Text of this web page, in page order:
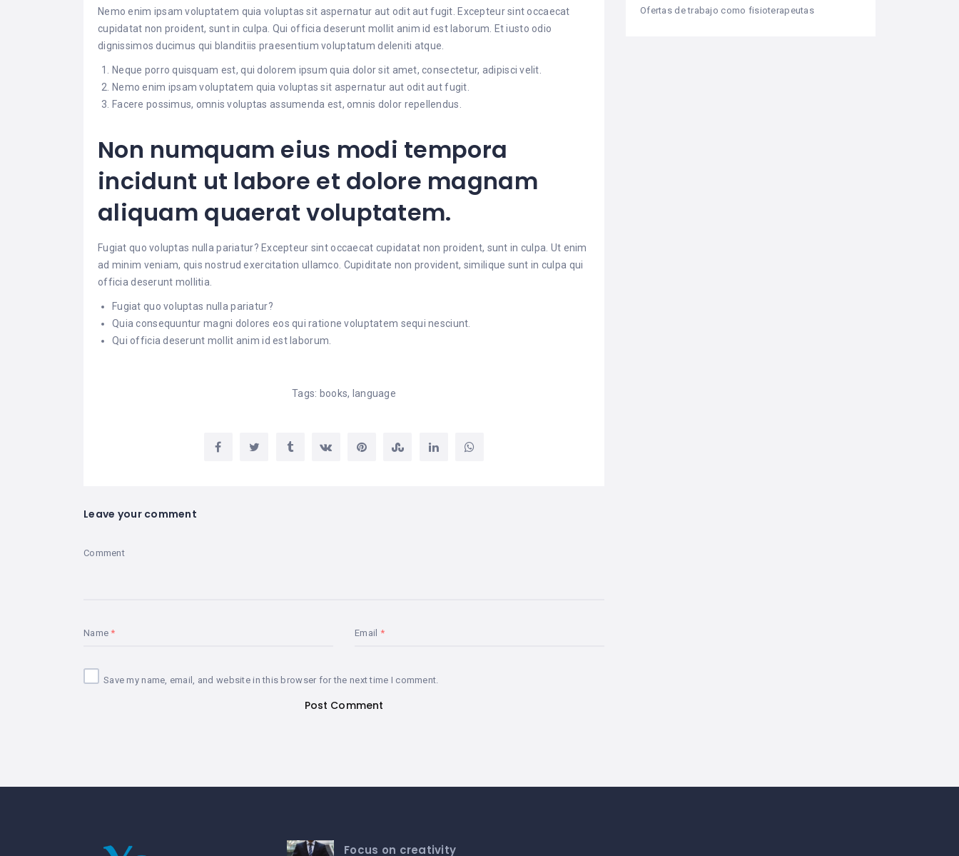
Nemo enim ipsam voluptatem quia voluptas sit aspernatur aut odit aut fugit. Excepteur sint occaecat
cupidatat non proident, sunt in culpa. Qui officia deserunt mollit anim id est laborum. Et iusto odio
dignissimos ducimus qui blanditiis praesentium voluptatum deleniti atque.
Neque porro quisquam est, qui dolorem ipsum quia dolor sit amet, consectetur, adipisci velit.
Nemo enim ipsam voluptatem quia voluptas sit aspernatur aut odit aut fugit.
Facere possimus, omnis voluptas assumenda est, omnis dolor repellendus.
Non numquam eius modi tempora
incidunt ut labore et dolore magnam
aliquam quaerat voluptatem.
Fugiat quo voluptas nulla pariatur? Excepteur sint occaecat cupidatat non proident, sunt in culpa. Ut enim
ad minim veniam, quis nostrud exercitation ullamco. Cupiditate non provident, similique sunt in culpa qui
officia deserunt mollitia.
Fugiat quo voluptas nulla pariatur?
Quia consequuntur magni dolores eos qui ratione voluptatem sequi nesciunt.
Qui officia deserunt mollit anim id est laborum.
Tags: books, language
Leave your comment
Comment
Name Email
Save my name, email, and website in this browser for the next time I comment.
Ofertas de trabajo como fisioterapeutas
Focus on creativity